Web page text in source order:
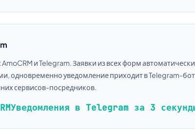
и Telegram. Заявки из всех форм автоматически
одновременно уведомление приходит в Telegram-бот
сервисов-посредников.
Уведомления в Telegram за 3